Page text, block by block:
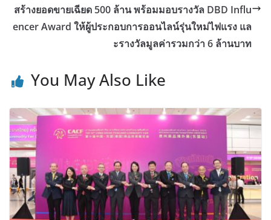
สร้างยอดขายเฉียด 500 ล้าน พร้อมมอบรางวัล DBD Influ
encer Award ให้ผู้ประกอบการออนไลน์รุ่นใหม่ไฟแรง แล
ะรางวัลมูลค่ารวมกว่า 6 ล้านบาท
You May Also Like